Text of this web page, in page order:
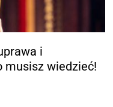
i
musisz wiedzieć!